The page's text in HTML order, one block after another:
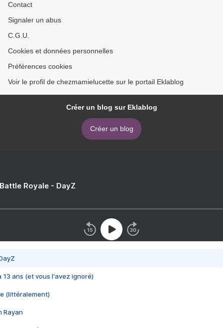
Contact
Signaler un abus
C.G.U.
Cookies et données personnelles
Préférences cookies
Voir le profil de chezmamielucette sur le portail Eklablog
Créer un blog sur Eklablog
Créer un blog
Royale - DayZ
13 ans (et vous l'avez ignoré)
(littéralement)
Rayan